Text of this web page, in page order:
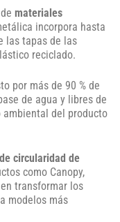
materiales
incorpora hasta
las tapas de las
reciclado.
por más de 90 % de
de agua y libres de
ambiental del producto
circularidad de
como Canopy,
transformar los
modelos más